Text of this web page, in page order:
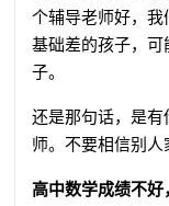
个辅导老师好，
基础差的孩子，
子。
还是那句话，是
师。不要相信别人
高中数学成绩不好